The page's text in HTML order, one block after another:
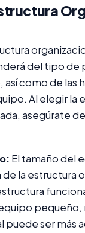
del tipo de
como de las
Al elegir la
asegúrate
El tamaño del
la estructura
pequeño,
puede ser más